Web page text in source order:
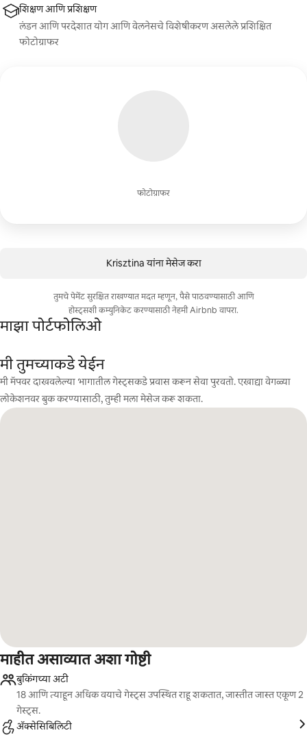
फोटोग्राफर
शिक्षण आणि प्रशिक्षण
लंडन आणि परदेशात योग आणि वेलनेसचे विशेषीकरण असलेले प्रशिक्षित
फोटोग्राफर
Krisztina यांना मेसेज करा
तुमचे पेमेंट सुरक्षित राखण्यात मदत म्हणून, पैसे पाठवण्यासाठी आणि
होस्ट्सशी कम्युनिकेट करण्यासाठी नेहमी Airbnb वापरा.
माझा पोर्टफोलिओ
मी तुमच्याकडे येईन
मी मॅपवर दाखवलेल्या भागातील गेस्ट्सकडे प्रवास करून सेवा पुरवतो. एखाद्या वेगळ्या
लोकेशनवर बुक करण्यासाठी, तुम्ही मला मेसेज करू शकता.
माहीत असाव्यात अशा गोष्टी
बुकिंगच्या अटी
18 आणि त्याहून अधिक वयाचे गेस्ट्स उपस्थित राहू शकतात, जास्तीत जास्त एकूण 2
गेस्ट्स.
ॲक्सेसिबिलिटी